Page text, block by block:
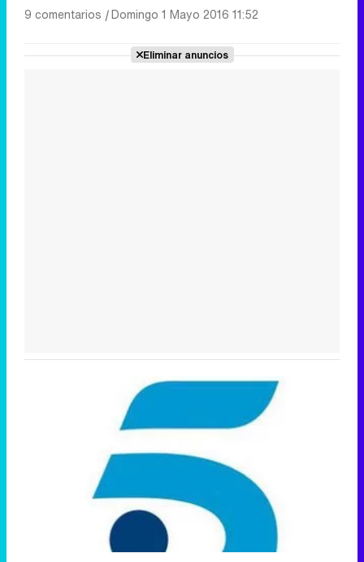
9 comentarios |Domingo 1 Mayo 2016 11:52
Eliminar anuncios